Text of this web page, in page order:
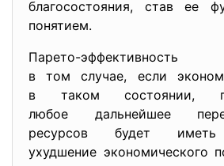
благосостояния, став ее
понятием.
Парето-
в том случае, если
в таком состоянии,
любое дальнейшее
ресурсов будет иметь
ухудшение экономического